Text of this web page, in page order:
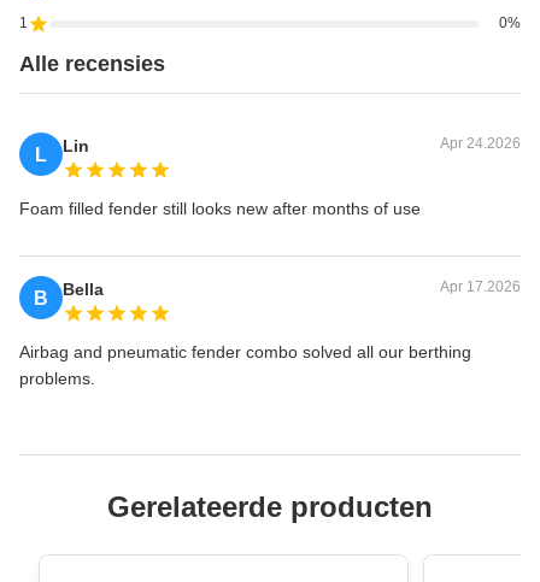
1 0%
Alle recensies
L Lin Apr 24.2026
Foam filled fender still looks new after months of use
B Bella Apr 17.2026
Airbag and pneumatic fender combo solved all our berthing
problems.
Gerelateerde producten